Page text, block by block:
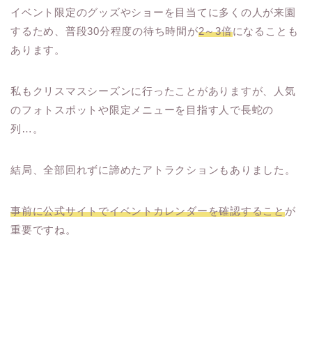
イベント限定のグッズやショーを目当てに多くの人が来園
するため、普段30分程度の待ち時間が2～3倍になることも
あります。
私もクリスマスシーズンに行ったことがありますが、人気
のフォトスポットや限定メニューを目指す人で長蛇の
列…。
結局、全部回れずに諦めたアトラクションもありました。
事前に公式サイトでイベントカレンダーを確認することが
重要ですね。